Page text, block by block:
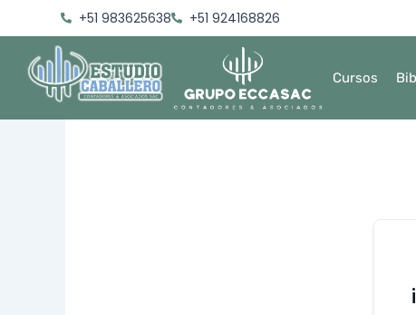
al
contenido
+51 983625638 +51 924168826
Cursos